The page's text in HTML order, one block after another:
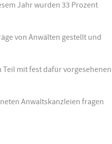
Jahr wurden 33 Prozent
von Anwälten gestellt und
mit fest dafür vorgesehenen
Anwaltskanzleien fragen